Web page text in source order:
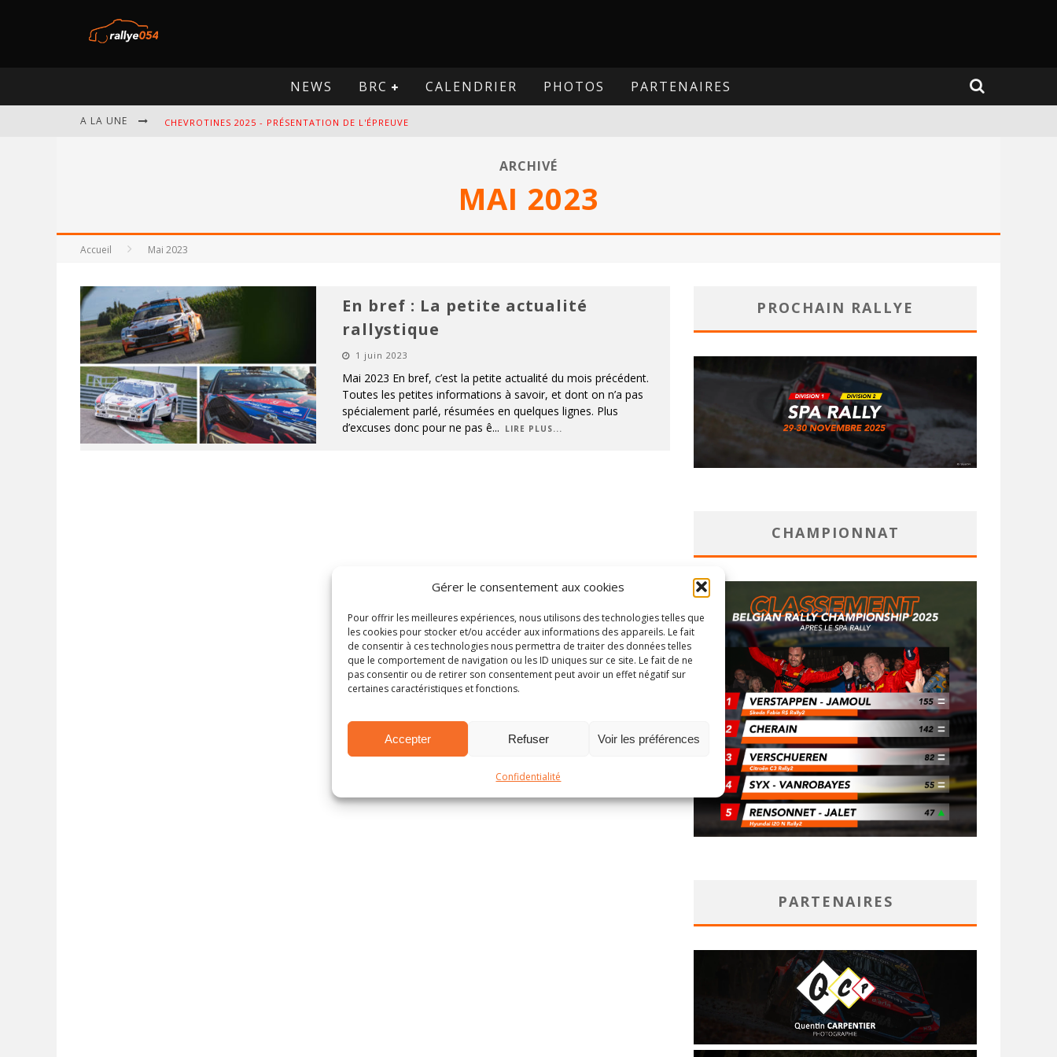
Gérer le consentement aux cookies
Pour offrir les meilleures expériences, nous utilisons des technologies telles que
les cookies pour stocker et/ou accéder aux informations des appareils. Le fait
de consentir à ces technologies nous permettra de traiter des données telles
que le comportement de navigation ou les ID uniques sur ce site. Le fait de ne
pas consentir ou de retirer son consentement peut avoir un effet négatif sur
certaines caractéristiques et fonctions.
Accepter Refuser Voir les préférences
Confidentialité
NEWS BRC CALENDRIER PHOTOS PARTENAIRES
A LA UNE CHEVROTINES 2025 - PRÉSENTATION DE L'ÉPREUVE
ARCHIVÉ
MAI 2023
Accueil Mai 2023
En bref : La petite actualité
rallystique
1 juin 2023
Mai 2023 En bref, c’est la petite actualité du mois précédent.
Toutes les petites informations à savoir, et dont on n’a pas
spécialement parlé, résumées en quelques lignes. Plus
d’excuses donc pour ne pas ê... LIRE PLUS...
PROCHAIN RALLYE
CHAMPIONNAT
PARTENAIRES